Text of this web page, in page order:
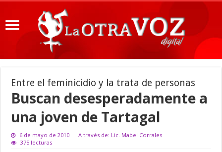
Entre el feminicidio y la trata de personas
Buscan desesperadamente a
una joven de Tartagal
6 de mayo de 2010
A través de: Lic. Mabel Corrales
375 lecturas